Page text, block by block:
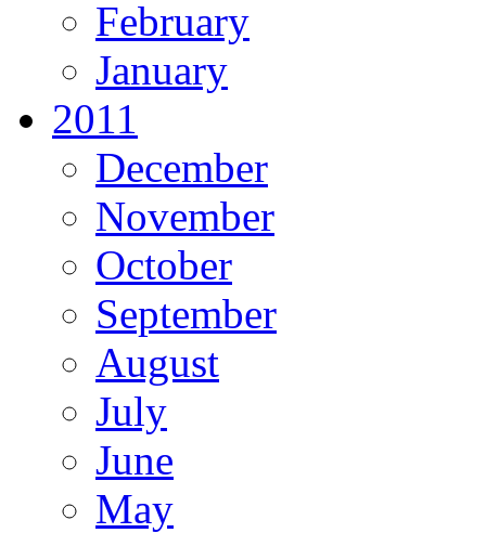
February
January
2011
December
November
October
September
August
July
June
May